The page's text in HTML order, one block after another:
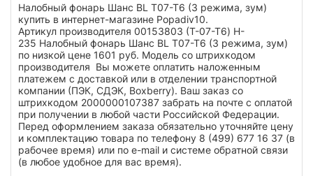
Налобный фонарь Шанс BL T07-T6 (3 режима, зум)
купить в интернет-магазине Popadiv10.
Артикул производителя 00153803 (T-07-T6) H-
235 Налобный фонарь Шанс BL T07-T6 (3 режима, зум)
по низкой цене 1601 руб. Модель со штрихкодом
производителя Вы можете оплатить наложенным
платежем с доставкой или в отделении транспортной
компании (ПЭК, СДЭК, Boxberry). Ваш заказ со
штрихкодом 2000000107387 забрать на почте с оплатой
при получении в любой части Российской Федерации.
Перед оформлением заказа обязательно уточняйте цену
и комплектацию товара по телефону 8 (499) 677 16 37 (в
рабочее время) или по e-mail и системе обратной связи
(в любое удобное для вас время).